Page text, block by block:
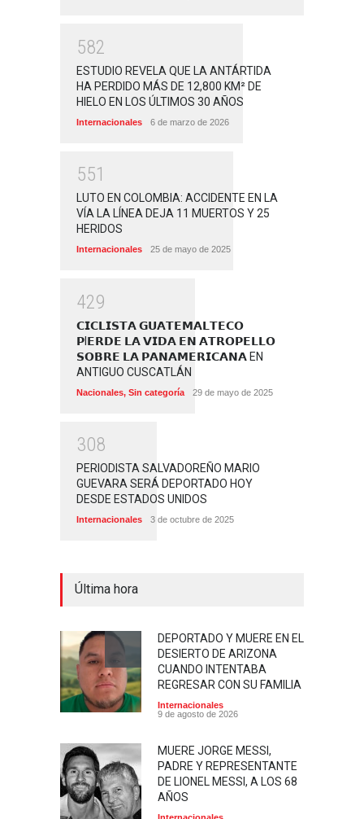
582
ESTUDIO REVELA QUE LA ANTÁRTIDA
HA PERDIDO MÁS DE 12,800 KM² DE
HIELO EN LOS ÚLTIMOS 30 AÑOS
Internacionales 6 de marzo de 2026
551
LUTO EN COLOMBIA: ACCIDENTE EN LA
VÍA LA LÍNEA DEJA 11 MUERTOS Y 25
HERIDOS
Internacionales 25 de mayo de 2025
429
𝗖𝗜𝗖𝗟𝗜𝗦𝗧𝗔 𝗚𝗨𝗔𝗧𝗘𝗠𝗔𝗟𝗧𝗘𝗖𝗢
𝗣I𝗘𝗥𝗗𝗘 𝗟𝗔 𝗩𝗜𝗗𝗔 𝗘𝗡 𝗔𝗧𝗥𝗢𝗣𝗘𝗟𝗟𝗢
𝗦𝗢𝗕𝗥𝗘 𝗟𝗔 𝗣𝗔𝗡𝗔𝗠𝗘𝗥𝗜𝗖𝗔𝗡𝗔 EN
ANTIGUO CUSCATLÁN
Nacionales, Sin categoría 29 de mayo de 2025
308
PERIODISTA SALVADOREÑO MARIO
GUEVARA SERÁ DEPORTADO HOY
DESDE ESTADOS UNIDOS
Internacionales 3 de octubre de 2025
Última hora
DEPORTADO Y MUERE EN EL
DESIERTO DE ARIZONA
CUANDO INTENTABA
REGRESAR CON SU FAMILIA
Internacionales
9 de agosto de 2026
MUERE JORGE MESSI,
PADRE Y REPRESENTANTE
DE LIONEL MESSI, A LOS 68
AÑOS